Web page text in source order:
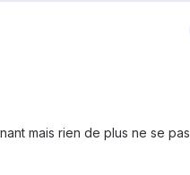
mais rien de plus ne se